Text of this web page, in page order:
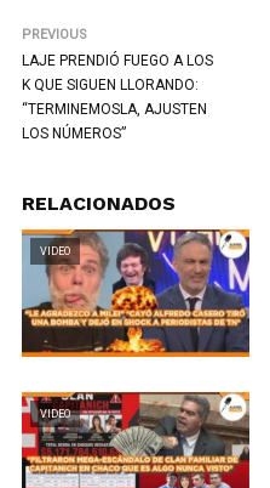
PREVIOUS
LAJE PRENDIÓ FUEGO A LOS
K QUE SIGUEN LLORANDO:
“TERMINEMOSLA, AJUSTEN
LOS NÚMEROS”
RELACIONADOS
VIDEO
VIDEO